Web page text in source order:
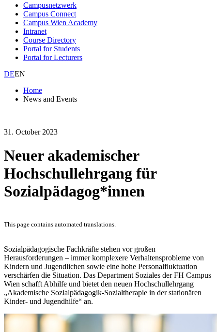
Campusnetzwerk
Campus Connect
Campus Wien Academy
Intranet
Course Directory
Portal for Students
Portal for Lecturers
DEEN
Home
News and Events
31. October 2023
Neuer akademischer
Hochschullehrgang für
Sozialpädagog*innen
This page contains automated translations.
Sozialpädagogische Fachkräfte stehen vor großen
Herausforderungen – immer komplexere Verhaltensprobleme von
Kindern und Jugendlichen sowie eine hohe Personalfluktuation
verschärfen die Situation. Das Department Soziales der FH Campus
Wien schafft Abhilfe und bietet den neuen Hochschullehrgang
„Akademische Sozialpädagogik-Sozialtherapie in der stationären
Kinder- und Jugendhilfe“ an.